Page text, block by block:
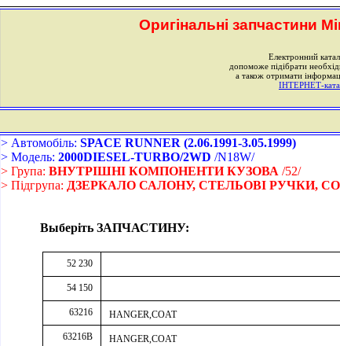
Оригінальні запчастини
Електронний
допоможе підібрати
а також отримати
ІНТЕРНЕТ-
> Автомобіль: SPACE RUNNER (2.06.1991-3.05.1999)
> Модель: 2000DIESEL-TURBO/2WD /N18W/
> Група: ВНУТРІШНІ КОМПОНЕНТИ КУЗОВА /52/
> Підгрупа: ДЗЕРКАЛО САЛОНУ, СТЕЛЬОВІ РУЧКИ,
Выберіть ЗАПЧАСТИНУ:
52 230
54 150
63216
HANGER,COAT
63216B
HANGER,COAT